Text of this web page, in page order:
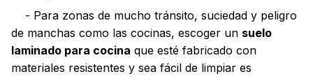
- Para zonas de mucho tránsito, suciedad y peligro
de manchas como las cocinas, escoger un suelo
laminado para cocina que esté fabricado con
materiales resistentes y sea fácil de limpiar es